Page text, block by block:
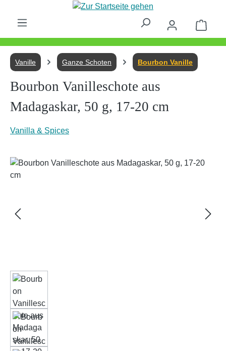
Zum Hauptinhalt springen
Vanille Ganze Schoten Bourbon Vanille
Bourbon Vanilleschote aus
Madagaskar, 50 g, 17-20 cm
Vanilla & Spices
Bildergalerie überspringen